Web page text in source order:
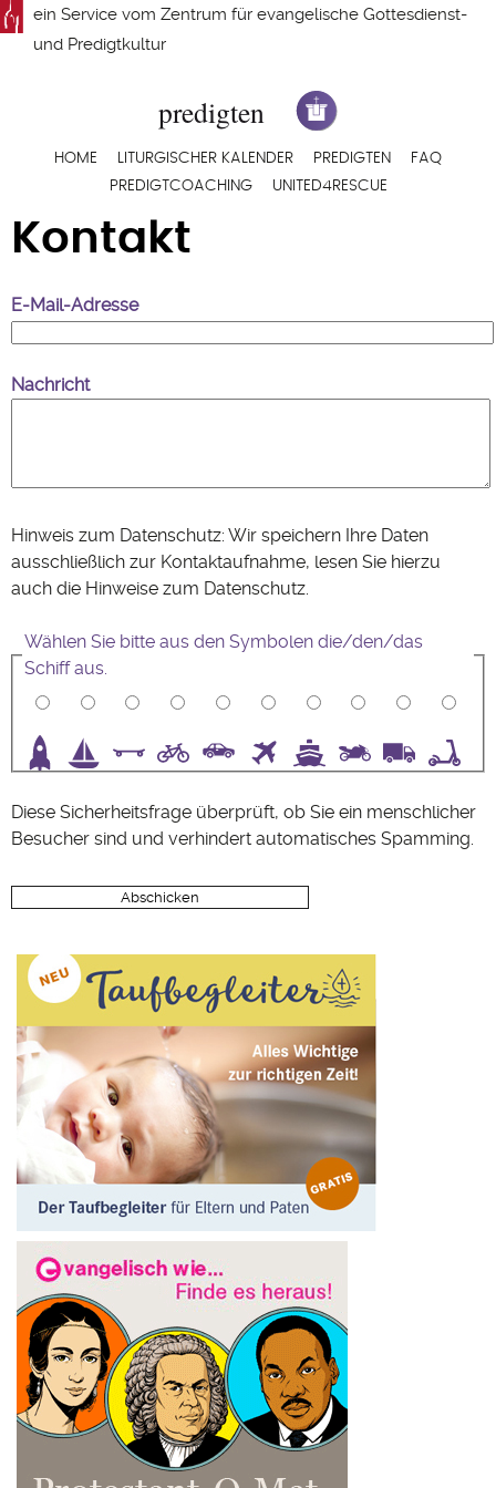
Direkt
zum
ein Service vom Zentrum für evangelische Gottesdienst-
und Predigtkultur
Hauptnavigation
HOME LITURGISCHER KALENDER PREDIGTEN
FAQ
PREDIGTCOACHING
UNITED4RESCUE
Kontakt
E-Mail-Adresse
Nachricht
Hinweis zum Datenschutz: Wir speichern Ihre Daten
ausschließlich zur Kontaktaufnahme, lesen Sie hierzu
auch die Hinweise zum Datenschutz.
Wählen Sie bitte aus den Symbolen die/den/das
Schiff aus.
Diese Sicherheitsfrage überprüft, ob Sie ein menschlicher
Besucher sind und verhindert automatisches Spamming.